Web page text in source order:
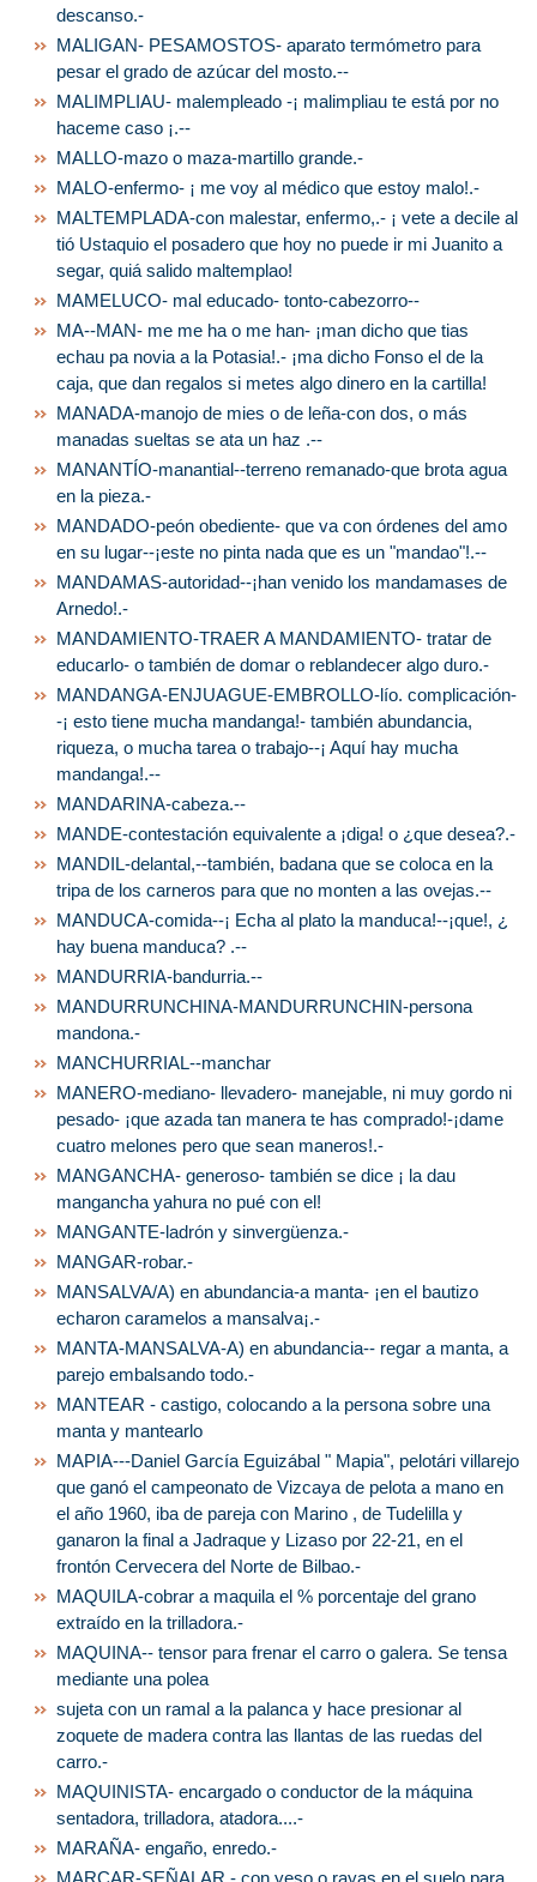
descanso.-
MALIGAN- PESAMOSTOS- aparato termómetro para
pesar el grado de azúcar del mosto.--
MALIMPLIAU- malempleado -¡ malimpliau te está por no
haceme caso ¡.--
MALLO-mazo o maza-martillo grande.-
MALO-enfermo- ¡ me voy al médico que estoy malo!.-
MALTEMPLADA-con malestar, enfermo,.- ¡ vete a decile al
tió Ustaquio el posadero que hoy no puede ir mi Juanito a
segar, quiá salido maltemplao!
MAMELUCO- mal educado- tonto-cabezorro--
MA--MAN- me me ha o me han- ¡man dicho que tias
echau pa novia a la Potasia!.- ¡ma dicho Fonso el de la
caja, que dan regalos si metes algo dinero en la cartilla!
MANADA-manojo de mies o de leña-con dos, o más
manadas sueltas se ata un haz .--
MANANTÍO-manantial--terreno remanado-que brota agua
en la pieza.-
MANDADO-peón obediente- que va con órdenes del amo
en su lugar--¡este no pinta nada que es un "mandao"!.--
MANDAMAS-autoridad--¡han venido los mandamases de
Arnedo!.-
MANDAMIENTO-TRAER A MANDAMIENTO- tratar de
educarlo- o también de domar o reblandecer algo duro.-
MANDANGA-ENJUAGUE-EMBROLLO-lío. complicación-
-¡ esto tiene mucha mandanga!- también abundancia,
riqueza, o mucha tarea o trabajo--¡ Aquí hay mucha
mandanga!.--
MANDARINA-cabeza.--
MANDE-contestación equivalente a ¡diga! o ¿que desea?.-
MANDIL-delantal,--también, badana que se coloca en la
tripa de los carneros para que no monten a las ovejas.--
MANDUCA-comida--¡ Echa al plato la manduca!--¡que!, ¿
hay buena manduca? .--
MANDURRIA-bandurria.--
MANDURRUNCHINA-MANDURRUNCHIN-persona
mandona.-
MANCHURRIAL--manchar
MANERO-mediano- llevadero- manejable, ni muy gordo ni
pesado- ¡que azada tan manera te has comprado!-¡dame
cuatro melones pero que sean maneros!.-
MANGANCHA- generoso- también se dice ¡ la dau
mangancha yahura no pué con el!
MANGANTE-ladrón y sinvergüenza.-
MANGAR-robar.-
MANSALVA/A) en abundancia-a manta- ¡en el bautizo
echaron caramelos a mansalva¡.-
MANTA-MANSALVA-A) en abundancia-- regar a manta, a
parejo embalsando todo.-
MANTEAR - castigo, colocando a la persona sobre una
manta y mantearlo
MAPIA---Daniel García Eguizábal " Mapia", pelotári villarejo
que ganó el campeonato de Vizcaya de pelota a mano en
el año 1960, iba de pareja con Marino , de Tudelilla y
ganaron la final a Jadraque y Lizaso por 22-21, en el
frontón Cervecera del Norte de Bilbao.-
MAQUILA-cobrar a maquila el % porcentaje del grano
extraído en la trilladora.-
MAQUINA-- tensor para frenar el carro o galera. Se tensa
mediante una polea
sujeta con un ramal a la palanca y hace presionar al
zoquete de madera contra las llantas de las ruedas del
carro.-
MAQUINISTA- encargado o conductor de la máquina
sentadora, trilladora, atadora....-
MARAÑA- engaño, enredo.-
MARCAR-SEÑALAR - con yeso o rayas en el suelo para